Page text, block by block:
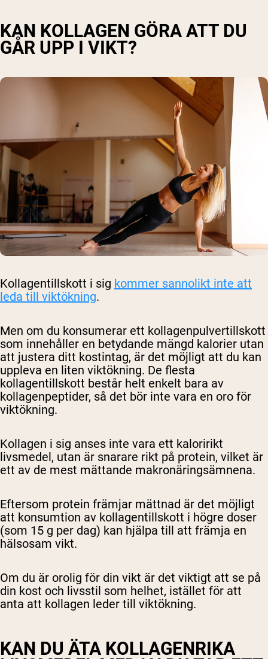
KAN KOLLAGEN GÖRA ATT DU
GÅR UPP I VIKT?
Kollagentillskott i sig kommer sannolikt inte att
leda till viktökning.
Men om du konsumerar ett kollagenpulvertillskott
som innehåller en betydande mängd kalorier utan
att justera ditt kostintag, är det möjligt att du kan
uppleva en liten viktökning. De flesta
kollagentillskott består helt enkelt bara av
kollagenpeptider, så det bör inte vara en oro för
viktökning.
Kollagen i sig anses inte vara ett kaloririkt
livsmedel, utan är snarare rikt på protein, vilket är
ett av de mest mättande makronäringsämnena.
Eftersom protein främjar mättnad är det möjligt
att konsumtion av kollagentillskott i högre doser
(som 15 g per dag) kan hjälpa till att främja en
hälsosam vikt.
Om du är orolig för din vikt är det viktigt att se på
din kost och livsstil som helhet, istället för att
anta att kollagen leder till viktökning.
KAN DU ÄTA KOLLAGENRIKA